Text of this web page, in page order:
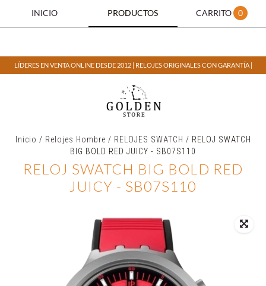
INICIO PRODUCTOS CARRITO 0
LÍDERES EN VENTA ONLINE DESDE 2012 | RELOJES ORIGINALES CON GARANTÍA |
Inicio / Relojes Hombre / RELOJES SWATCH / RELOJ SWATCH
BIG BOLD RED JUICY - SB07S110
RELOJ SWATCH BIG BOLD RED
JUICY - SB07S110